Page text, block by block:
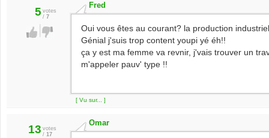
5 votes
/ 7
Fred
Oui vous êtes au courant? la production
Génial j'suis trop content youpi yé éh!!
ça y est ma femme va revnir, j'vais trouver un
m'appeler pauv' type !!
[ Vu sur... ]
13 votes
/ 17
Omar